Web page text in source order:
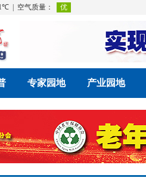
专家园地 产业园地